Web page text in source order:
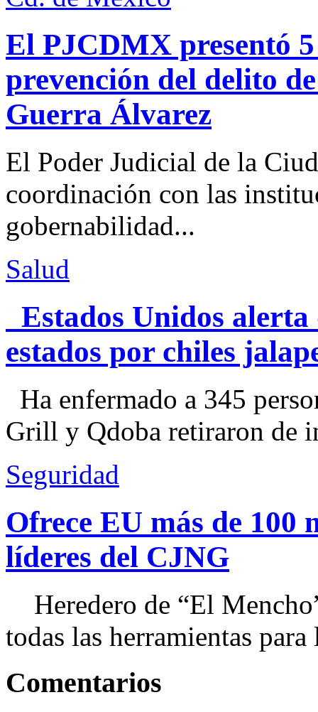
El PJCDMX presentó
prevención del delito
Guerra Álvarez
El Poder Judicial de la
coordinación con las
gobernabilidad...
Salud
Estados Unidos alerta
estados por chiles
Ha enfermado a 345
Grill y Qdoba retiraron de
Seguridad
Ofrece EU más de 100
líderes del CJNG
Heredero de “El
todas las herramientas
Comentarios